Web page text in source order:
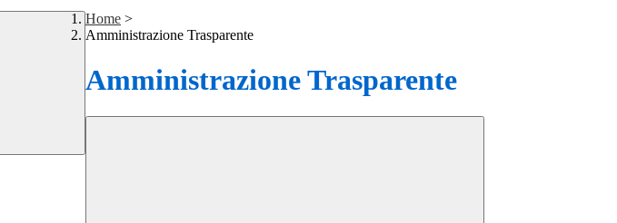
Home >
Amministrazione Trasparente
Amministrazione Trasparente